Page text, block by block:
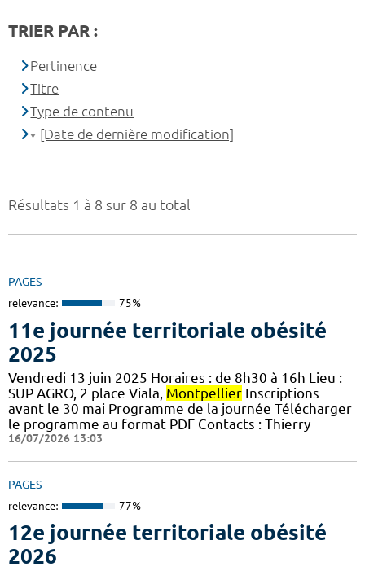
Résultats 1 à 8 sur 8 au total
PAGES
relevance: 75%
11e journée territoriale obésité
2025
Vendredi 13 juin 2025 Horaires : de 8h30 à 16h Lieu :
SUP AGRO, 2 place Viala, Montpellier Inscriptions
avant le 30 mai Programme de la journée Télécharger
le programme au format PDF Contacts : Thierry
16/07/2026 13:03
PAGES
relevance: 77%
12e journée territoriale obésité
2026
TRIER PAR :
Pertinence
Titre
Type de contenu
[Date de dernière modification]